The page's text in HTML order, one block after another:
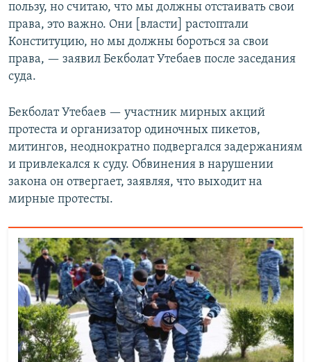
пользу, но считаю, что мы должны отстаивать свои
права, это важно. Они [власти] растоптали
Конституцию, но мы должны бороться за свои
права, — заявил Бекболат Утебаев после заседания
суда.
Бекболат Утебаев — участник мирных акций
протеста и организатор одиночных пикетов,
митингов, неоднократно подвергался задержаниям
и привлекался к суду. Обвинения в нарушении
закона он отвергает, заявляя, что выходит на
мирные протесты.